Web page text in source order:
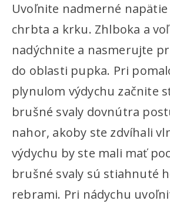
Uvoľnite nadmerné napätie
chrbta a krku. Zhlboka a
nadýchnite a nasmerujte
do oblasti pupka. Pri
plynulom výdychu začnite
brušné svaly dovnútra
nahor, akoby ste zdvíhali
výdychu by ste mali mať
brušné svaly sú stiahnuté
rebrami. Pri nádychu